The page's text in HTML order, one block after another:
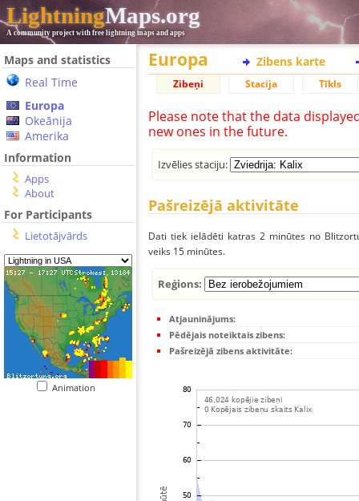
LightningMaps.org
A community project with free lightning maps and apps
Maps and statistics
Real Time
Europa
Okeānija
Amerika
Information
Apps
About
For Participants
Lietotājvārds
Animation
Europa Zibens karte
Zibeņi Stacija Tīkls
Please note that the data
new ones in the future.
Izvēlies staciju:
Pašreizējā aktivitāte
Dati tiek ielādēti katras 2 minūtes no
veiks 15 minūtes.
Reģions:
Atjauninājums:
Pēdējais noteiktais zibens:
Pašreizējā zibens aktivitāte: